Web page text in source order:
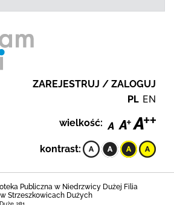
ZAREJESTRUJ / ZALOGUJ
PL EN
wielkość:
kontrast:
Publiczna w Niedrzwicy Dużej Filia
Strzeszkowicach Dużych